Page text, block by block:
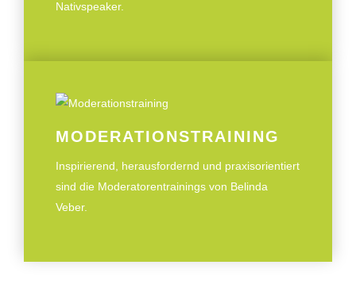
Nativspeaker.
MODERATIONSTRAINING
Inspirierend, herausfordernd und praxisorientiert
sind die Moderatorentrainings von Belinda
Veber.